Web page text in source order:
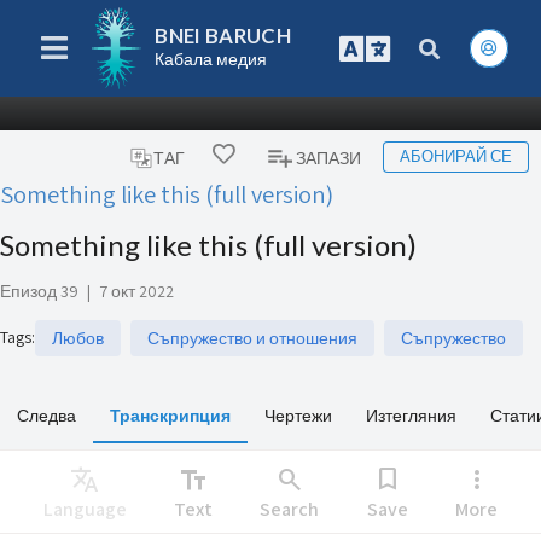
BNEI BARUCH
Кабала медия
ТАГ ЗАПАЗИ АБОНИРАЙ СЕ
Something like this (full version)
Something like this (full version)
Епизод 39 | 7 окт 2022
Tags: Любов Съпружество и отношения Съпружество
Следва Транскрипция Чертежи Изтегляния
Translate
Language
text_fields
Text
search
Search
bookmark
Save
more_vert
More